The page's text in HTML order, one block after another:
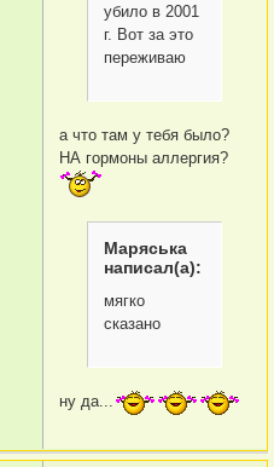
убило в 2001
г. Вот за это
переживаю
а что там у тебя было?
НА гормоны аллергия?
Маряська
написал(а):
мягко
сказано
ну да...